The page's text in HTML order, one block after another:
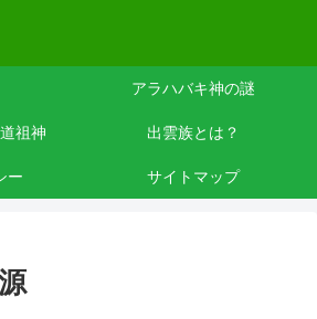
アラハバキ神の謎
祖神 出雲族とは？
ー サイトマップ